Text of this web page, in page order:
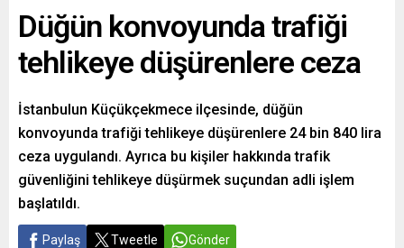
Düğün konvoyunda trafiği
tehlikeye düşürenlere ceza
İstanbulun Küçükçekmece ilçesinde, düğün
konvoyunda trafiği tehlikeye düşürenlere 24 bin 840 lira
ceza uygulandı. Ayrıca bu kişiler hakkında trafik
güvenliğini tehlikeye düşürmek suçundan adli işlem
başlatıldı.
Paylaş Tweetle Gönder